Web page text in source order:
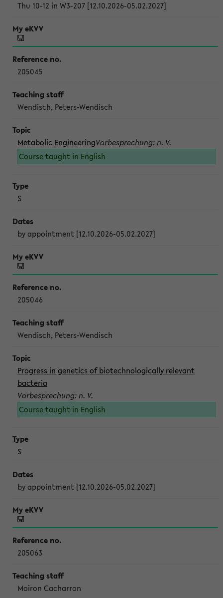
Thu 10-12 in W3-207 [12.10.2026-05.02.2027]
205045
Wendisch, Peters-Wendisch
Metabolic EngineeringVorbesprechung: n. V.
Course taught in English
S
by appointment [12.10.2026-05.02.2027]
205046
Wendisch, Peters-Wendisch
Progress in genetics of biotechnologically relevant
bacteria
Vorbesprechung: n. V.
Course taught in English
S
by appointment [12.10.2026-05.02.2027]
205063
Moiron Cacharron